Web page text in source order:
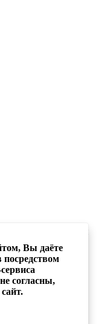
получайте новости
защищены
данных
Вы даёте
согласны,